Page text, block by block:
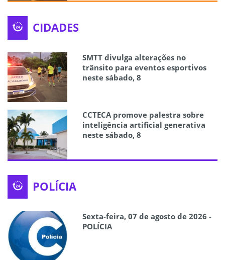
CIDADES
SMTT divulga alterações no
trânsito para eventos esportivos
neste sábado, 8
CCTECA promove palestra sobre
inteligência artificial generativa
neste sábado, 8
POLÍCIA
Sexta-feira, 07 de agosto de 2026 -
POLÍCIA